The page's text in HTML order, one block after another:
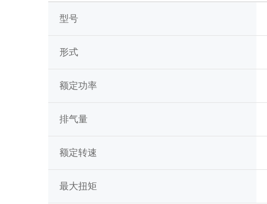
型号
形式
额定功率
排气量
额定转速
最大扭矩